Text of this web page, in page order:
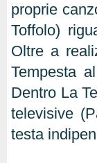
proprie
Toffolo)
Oltre a
Tempesta
Dentro La
televisive
testa